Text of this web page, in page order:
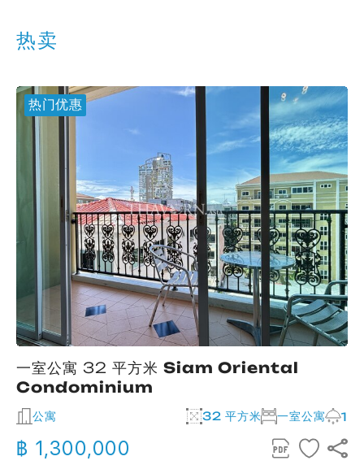
热卖
热门优惠
一室公寓 32 平方米 Siam Oriental
Condominium
公寓 32 平方米 一室公寓 1
฿ 1,300,000